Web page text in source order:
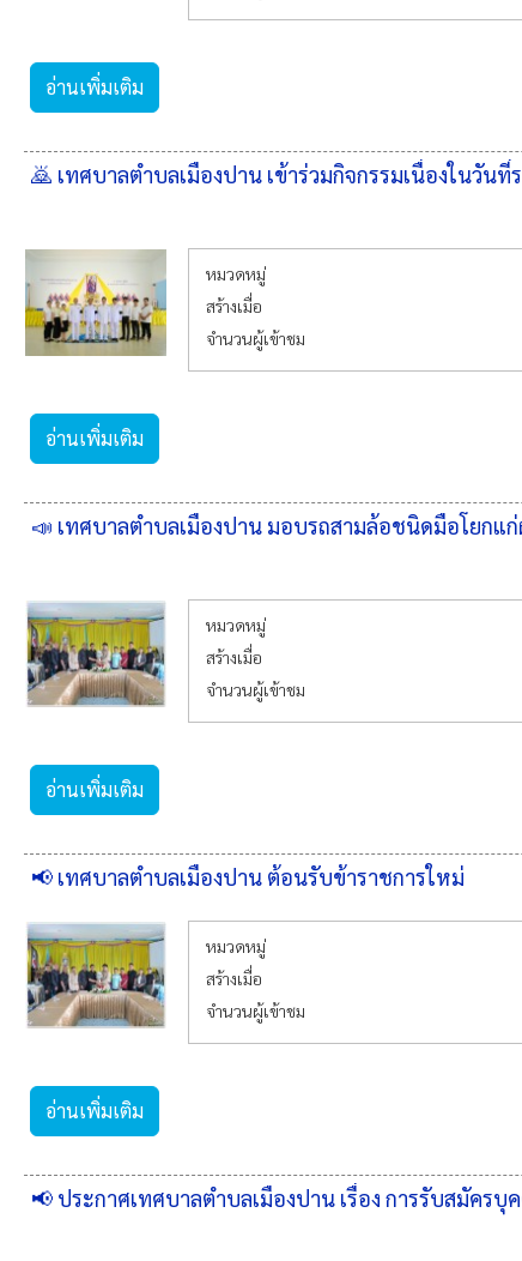
อ่านเพิ่มเติม
🙇 เทศบาลตำบลเมืองปาน เข้าร่วมกิจกรรมเนื่องในวั
หมวดหมู่
สร้างเมื่อ
จำนวนผู้เข้าชม
อ่านเพิ่มเติม
📣 เทศบาลตำบลเมืองปาน มอบรถสามล้อชนิดมือโย
หมวดหมู่
สร้างเมื่อ
จำนวนผู้เข้าชม
อ่านเพิ่มเติม
📢 เทศบาลตำบลเมืองปาน ต้อนรับข้าราชการใหม่
หมวดหมู่
สร้างเมื่อ
จำนวนผู้เข้าชม
อ่านเพิ่มเติม
📢 ประกาศเทศบาลตำบลเมืองปาน เรื่อง การรับสมัคร